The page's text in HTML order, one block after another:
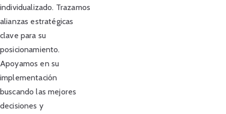
individualizado. Trazamos
alianzas estratégicas
clave para su
posicionamiento.
Apoyamos en su
implementación
buscando las mejores
decisiones y